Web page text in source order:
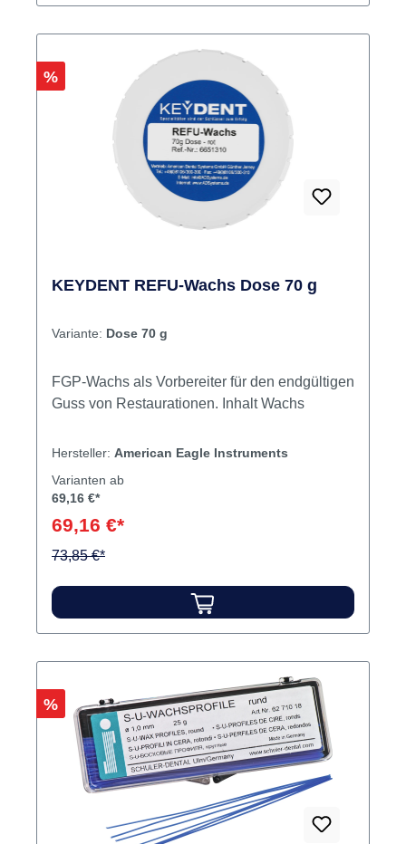
Rabatt
%
KEYDENT REFU-Wachs Dose 70 g
Variante: Dose 70 g
FGP-Wachs als Vorbereiter für den endgültigen
Guss von Restaurationen. Inhalt Wachs
Hersteller: American Eagle Instruments
Varianten ab
69,16 €*
69,16 €*
73,85 €*
Rabatt
%